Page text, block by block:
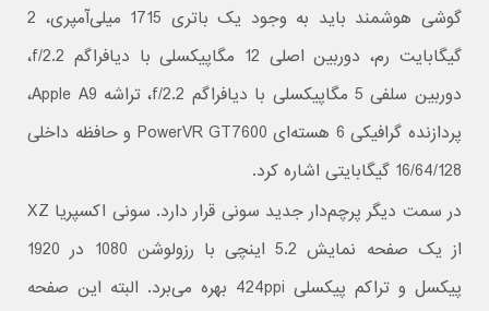
گوشی هوشمند باید به وجود یک باتری 1715 میلی‌آمپری، 2
گیگابایت رم، دوربین اصلی 12 مگاپیکسلی با دیافراگم f/2.2،
دوربین سلفی 5 مگاپیکسلی با دیافراگم f/2.2، تراشه Apple A9،
پردازنده گرافیکی 6 هسته‌ای PowerVR GT7600 و حافظه داخلی
16/64/128 گیگابایتی اشاره کرد.
در سمت دیگر پرچم‌دار جدید سونی قرار دارد. سونی اکسپریا XZ
از یک صفحه نمایش 5.2 اینچی با رزولوشن 1080 در 1920
پیکسل و تراکم پیکسلی 424ppi بهره می‌برد. البته این صفحه